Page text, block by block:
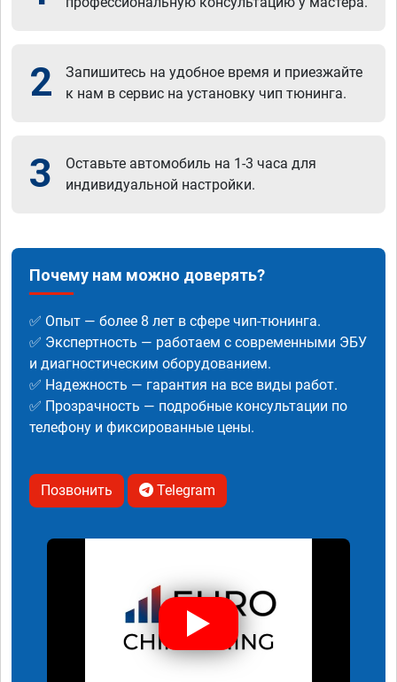
2
Запишитесь на удобное время и приезжайте
к нам в сервис на установку чип тюнинга.
3
Оставьте автомобиль на 1-3 часа для
индивидуальной настройки.
Почему нам можно доверять?
✅ Опыт — более 8 лет в сфере чип-тюнинга.
✅ Экспертность — работаем с современными ЭБУ
и диагностическим оборудованием.
✅ Надежность — гарантия на все виды работ.
✅ Прозрачность — подробные консультации по
телефону и фиксированные цены.
Позвонить Telegram